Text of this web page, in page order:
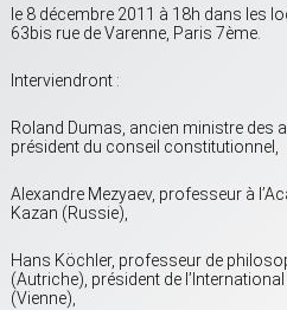
le 8 décembre 2011 à 18h dans les
63bis rue de Varenne, Paris 7ème.
Interviendront :
Roland Dumas, ancien ministre des
président du conseil constitutionnel,
Alexandre Mezyaev, professeur à
Kazan (Russie),
Hans Köchler, professeur de
(Autriche), président de
(Vienne),